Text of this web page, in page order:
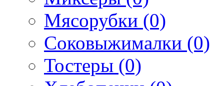
Мясорубки (0)
Соковыжималки (0)
Тостеры (0)